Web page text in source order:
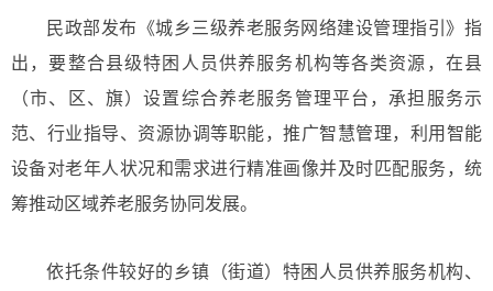
民政部发布《城乡三级养老服务网络建设管理指引》指
出，要整合县级特困人员供养服务机构等各类资源，在县
（市、区、旗）设置综合养老服务管理平台，承担服务示
范、行业指导、资源协调等职能，推广智慧管理，利用智能
设备对老年人状况和需求进行精准画像并及时匹配服务，统
筹推动区域养老服务协同发展。
依托条件较好的乡镇（街道）特困人员供养服务机构、